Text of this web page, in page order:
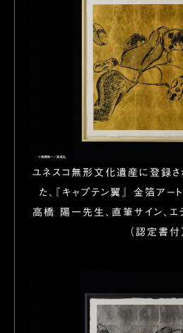
ユネスコ無形文化遺産に登録さ
た、『キャプテン翼』 金箔アー
高橋 陽一先生、直筆サイン、エ
（認定書付）